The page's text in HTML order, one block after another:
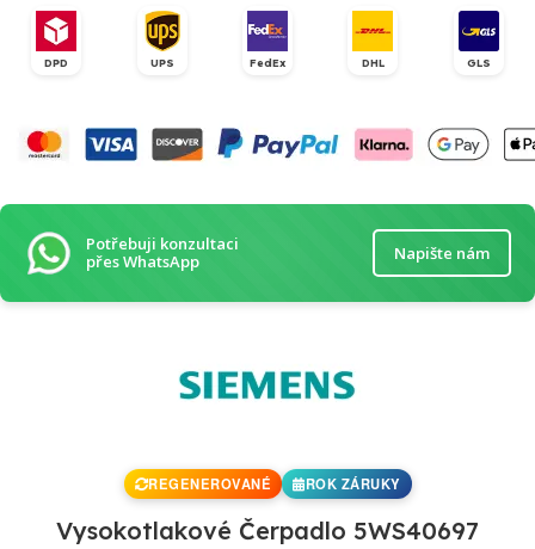
DPD UPS FedEx DHL GLS
Potřebuji konzultaci
přes WhatsApp
Napište nám
REGENEROVANÉ ROK ZÁRUKY
Vysokotlakové Čerpadlo 5WS40697